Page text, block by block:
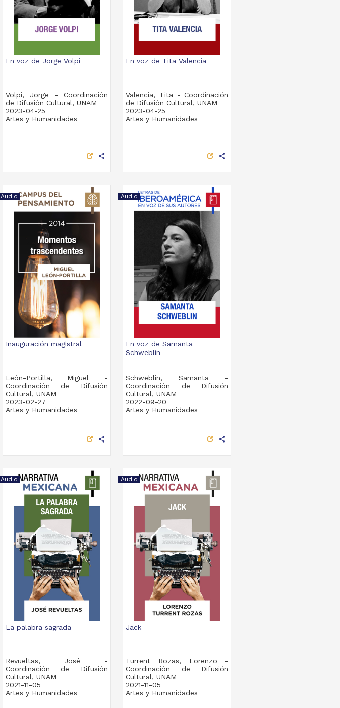
En voz de Jorge Volpi
Volpi, Jorge - Coordinación
de Difusión Cultural, UNAM
2023-04-25
Artes y Humanidades
share
En voz de Tita Valencia
Valencia, Tita - Coordinación
de Difusión Cultural, UNAM
2023-04-25
Artes y Humanidades
share
Audio
Inauguración magistral
León-Portilla, Miguel -
Coordinación de Difusión
Cultural, UNAM
2023-02-27
Artes y Humanidades
share
Audio
En voz de Samanta
Schweblin
Schweblin, Samanta -
Coordinación de Difusión
Cultural, UNAM
2022-09-20
Artes y Humanidades
share
Audio
La palabra sagrada
Revueltas, José -
Coordinación de Difusión
Cultural, UNAM
2021-11-05
Artes y Humanidades
Audio
Jack
Turrent Rozas, Lorenzo -
Coordinación de Difusión
Cultural, UNAM
2021-11-05
Artes y Humanidades